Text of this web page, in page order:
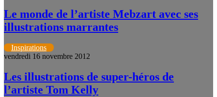
Le monde de l’artiste Mebzart avec ses
illustrations marrantes
Inspirations
vendredi 16 novembre 2012
Les illustrations de super-héros de
l’artiste Tom Kelly